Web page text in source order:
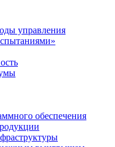
управления
обеспечения